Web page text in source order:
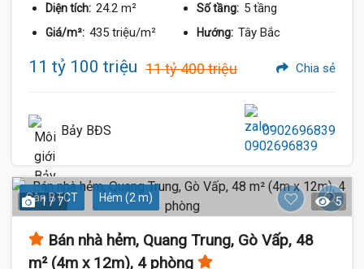
Diện tích: 24.2 m² Số tầng: 5 tầng
Giá/m²: 435 triệu/m² Hướng: Tây Bắc
11 tỷ 100 triệu 11 tỷ 400 triệu Chia sẻ
Bảy BĐS 0902696839
Sàn BTCT Hẻm (2 m)
1 / 7 5
Bán nhà hẻm, Quang Trung, Gò Vấp, 48
m² (4m x 12m), 4 phòng